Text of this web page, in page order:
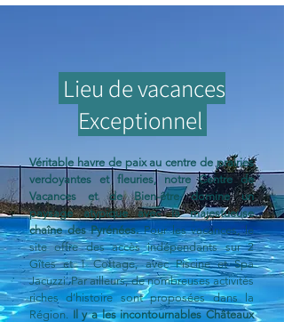
Lieu de vacances
Exceptionnel
Véritable havre de paix au centre de prairies
verdoyantes et fleuries, notre Centre de
Vacances et de Bien-être domine un
paysage atypique avec la majestueuse
chaîne des Pyrénées.Pour les vacances, le
site offre des accès indépendants sur 2
Gîtes et 1 Cottage, avec Piscine et Spa
Jacuzzi. Par ailleurs, de nombreuses activités
riches d’histoire sont proposées dans la
Région. Il y a les incontournables Châteaux